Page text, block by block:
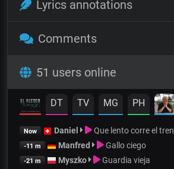
Lyrics annotations
Comments
51 users online
DT TV MG PH
Now Daniel Que lento corre el tren
-11 m Manfred Gallo ciego
-21 m Myszko Guardia vieja